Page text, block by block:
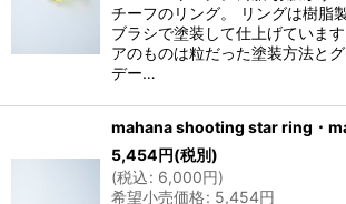
チーフのリング。 リングは樹脂
ブラシで塗装して仕上げていま
アのものは粒だった塗装方法と
デー…
mahana shooting star ring・
5,454円(税別)
(税込: 6,000円)
希望小売価格: 5,454円